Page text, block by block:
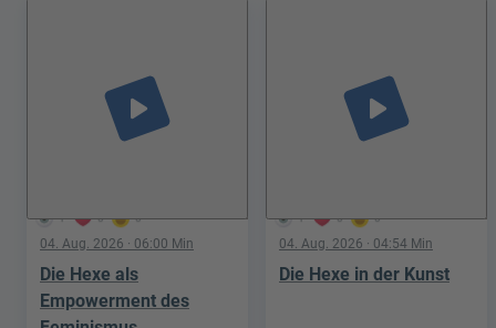
1 0 0
play_arrow
04. Aug. 2026 · 06:00 Min
Die Hexe als
Empowerment des
1 0 0
play_arrow
04. Aug. 2026 · 04:54 Min
Die Hexe in der Kunst